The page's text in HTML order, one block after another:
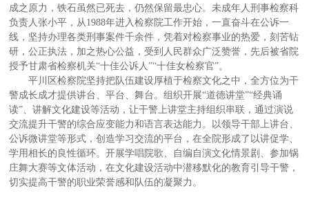
成之原力，铁石虽然已死去，仍然保留最忠心。未成年人刑事检察科
负责人张小平，从1988年进入检察院工作开始，一直奋斗在公诉一
线，坚持办理各类刑事案件千余件，凭着对检察事业的热爱，刻苦钻
研，公正执法，加之热心公益，受到人民群众广泛赞誉，先后被省院
授予甘肃省检察机关“十佳公诉人”“十佳女检察官”。
平川区检察院坚持把队伍建设厚植于检察文化之中，全方位为干
警成长成才提供讲台、平台、舞台。组织开展“道德讲堂”“经典诵
读”、讲解文化建设等活动，让干警上讲堂主持组织串联，通过演说
交流提升干警的综合应变能力和语言表达能力。以领导干部上讲台、
公诉微讲堂等形式，创造学习交流的平台，在全院形成了以讲促学、
学用相长的良性循环。开展学唱院歌、自编自演文化情景剧、参加锅
庄舞大赛等文体活动，在文化建设活动中潜移默化的教育引导干警，
切实提高干警的职业荣誉感和队伍的凝聚力。